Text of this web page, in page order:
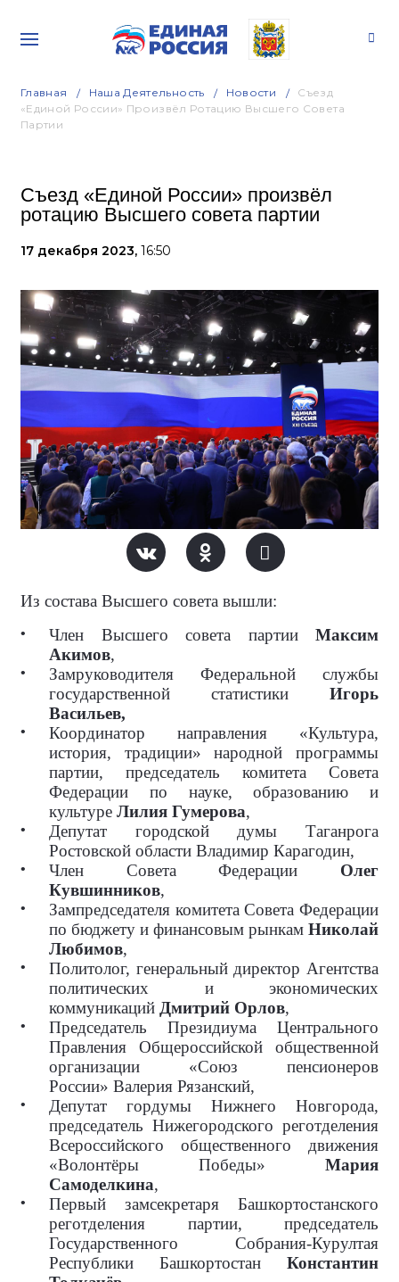
Главная Наша Деятельность Новости
Съезд
«Единой России» Произвёл Ротацию Высшего Совета
Партии
Съезд «Единой России» произвёл
ротацию Высшего совета партии
17 декабря 2023, 16:50
Из состава Высшего совета вышли:
Член Высшего совета партии Максим
Акимов,
Замруководителя Федеральной службы
государственной статистики Игорь
Васильев,
Координатор направления «Культура,
история, традиции» народной программы
партии, председатель комитета Совета
Федерации по науке, образованию и
культуре Лилия Гумерова,
Депутат городской думы Таганрога
Ростовской области Владимир Карагодин,
Член Совета Федерации Олег
Кувшинников,
Зампредседателя комитета Совета Федерации
по бюджету и финансовым рынкам Николай
Любимов,
Политолог, генеральный директор Агентства
политических и экономических
коммуникаций Дмитрий Орлов,
Председатель Президиума Центрального
Правления Общероссийской общественной
организации «Союз пенсионеров
России» Валерия Рязанский,
Депутат гордумы Нижнего Новгорода,
председатель Нижегородского реготделения
Всероссийского общественного движения
«Волонтёры Победы» Мария
Самоделкина,
Первый замсекретаря Башкортостанского
реготделения партии, председатель
Государственного Собрания-Курултая
Республики Башкортостан Константин